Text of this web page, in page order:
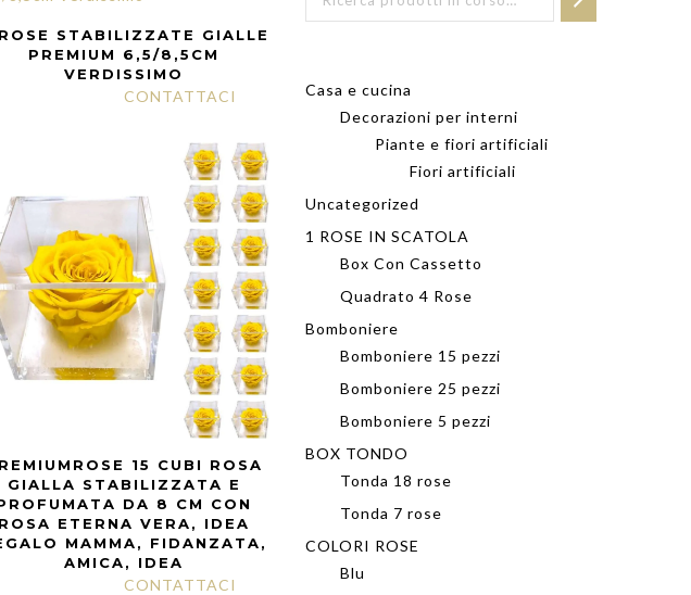
STABILIZZATE GIALLE
PREMIUM 6,5/8,5CM
VERDISSIMO
CONTATTACI
15 CUBI ROSA
GIALLA STABILIZZATA E
DA 8 CM CON
ROSA ETERNA VERA, IDEA
MAMMA, FIDANZATA,
AMICA, IDEA
CONTATTACI
Casa e cucina
Decorazioni per interni
Piante e fiori artificiali
Fiori artificiali
Uncategorized
1 ROSE IN SCATOLA
Box Con Cassetto
Quadrato 4 Rose
Bomboniere
Bomboniere 15 pezzi
Bomboniere 25 pezzi
Bomboniere 5 pezzi
BOX TONDO
Tonda 18 rose
Tonda 7 rose
COLORI ROSE
Blu